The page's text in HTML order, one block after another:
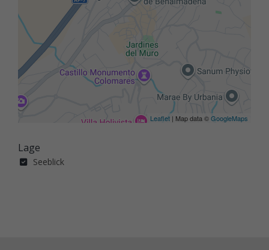
Leaflet | Map data ©GoogleMaps
Lage
Seeblick